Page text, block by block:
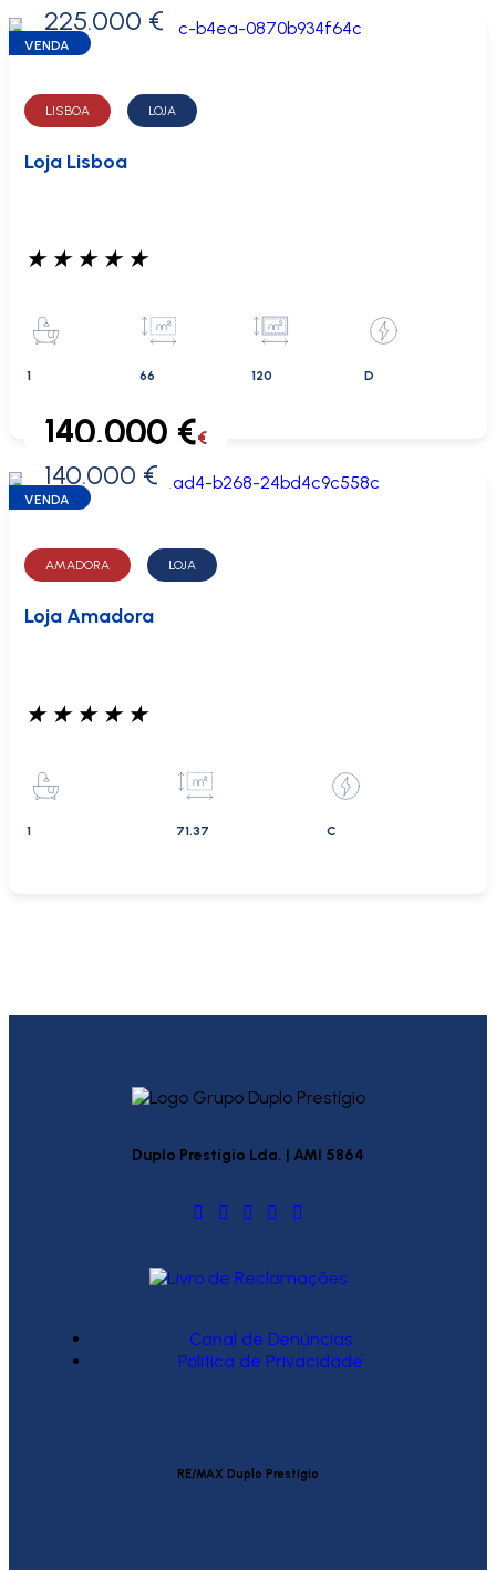
0 €
225.000 €
VENDA
LISBOA LOJA
Loja Lisboa
★ ★ ★ ★ ★
1 66 120 D
0 €
140.000 €€
140.000 €
VENDA
AMADORA LOJA
Loja Amadora
★ ★ ★ ★ ★
1 71.37 C
Duplo Prestígio Lda. | AMI 5864
Canal de Denúncias
Política de Privacidade
RE/MAX Duplo Prestígio